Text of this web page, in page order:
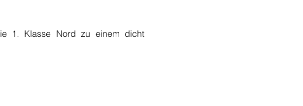
1. Klasse Nord zu einem dicht